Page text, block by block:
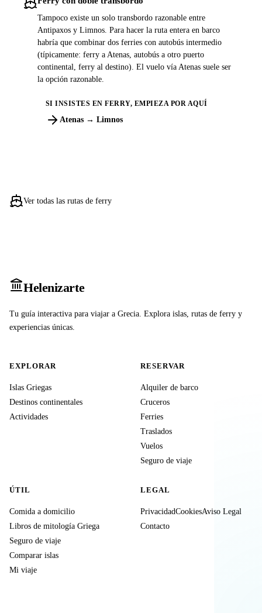
Tampoco existe un solo transbordo razonable entre
Antipaxos y Limnos. Para hacer la ruta entera en barco
habría que combinar dos ferries con autobús intermedio
(típicamente: ferry a Atenas, autobús a otro puerto
continental, ferry al destino). El vuelo vía Atenas suele ser
la opción razonable.
SI INSISTES EN FERRY, EMPIEZA POR AQUÍ
Atenas → Limnos
Ver todas las rutas de ferry
Helenizarte
Tu guía interactiva para viajar a Grecia. Explora islas, rutas de ferry y
experiencias únicas.
EXPLORAR
Islas Griegas
Destinos continentales
Actividades
RESERVAR
Alquiler de barco
Cruceros
Ferries
Traslados
Vuelos
Seguro de viaje
ÚTIL
Comida a domicilio
Libros de mitología Griega
Seguro de viaje
Comparar islas
Mi viaje
LEGAL
PrivacidadCookiesAviso Legal
Contacto